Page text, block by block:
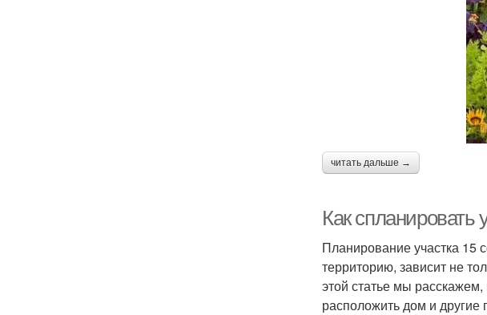
читать дальше →
Как спланировать
Планирование участка 15
территорию, зависит не
этой статье мы
расположить дом и другие